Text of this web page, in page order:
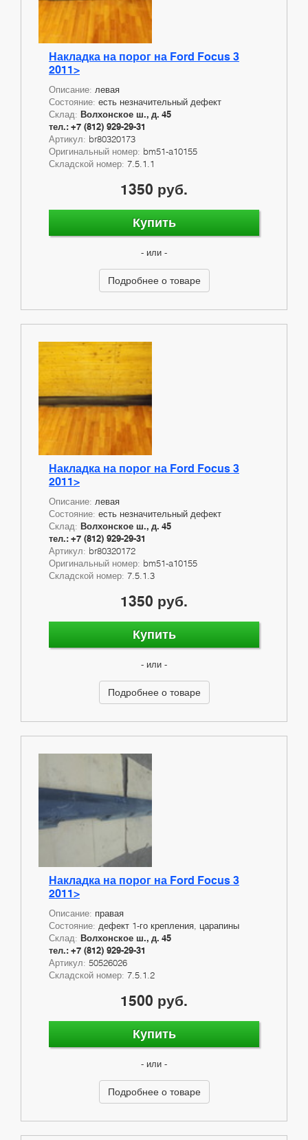
Накладка на порог на Ford Focus 3
2011>
Описание: левая
Состояние: есть незначительный дефект
Склад: Волхонское ш., д. 45
тел.: +7 (812) 929-29-31
Артикул: br80320173
Оригинальный номер: bm51-a10155
Складской номер: 7.5.1.1
1350 руб.
Купить
- или -
Подробнее о товаре
Накладка на порог на Ford Focus 3
2011>
Описание: левая
Состояние: есть незначительный дефект
Склад: Волхонское ш., д. 45
тел.: +7 (812) 929-29-31
Артикул: br80320172
Оригинальный номер: bm51-a10155
Складской номер: 7.5.1.3
1350 руб.
Купить
- или -
Подробнее о товаре
Накладка на порог на Ford Focus 3
2011>
Описание: правая
Состояние: дефект 1-го крепления, царапины
Склад: Волхонское ш., д. 45
тел.: +7 (812) 929-29-31
Артикул: 50526026
Складской номер: 7.5.1.2
1500 руб.
Купить
- или -
Подробнее о товаре